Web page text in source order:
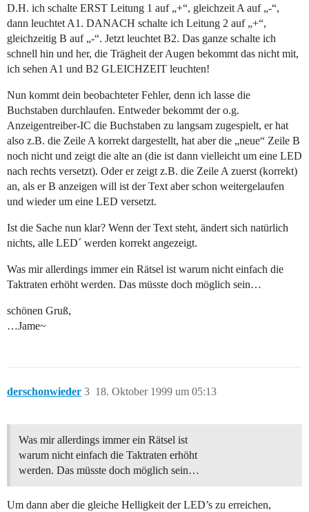
D.H. ich schalte ERST Leitung 1 auf „+“, gleichzeit A auf „-“,
dann leuchtet A1. DANACH schalte ich Leitung 2 auf „+“,
gleichzeitig B auf „-“. Jetzt leuchtet B2. Das ganze schalte ich
schnell hin und her, die Trägheit der Augen bekommt das nicht mit,
ich sehen A1 und B2 GLEICHZEIT leuchten!
Nun kommt dein beobachteter Fehler, denn ich lasse die
Buchstaben durchlaufen. Entweder bekommt der o.g.
Anzeigentreiber-IC die Buchstaben zu langsam zugespielt, er hat
also z.B. die Zeile A korrekt dargestellt, hat aber die „neue“ Zeile B
noch nicht und zeigt die alte an (die ist dann vielleicht um eine LED
nach rechts versetzt). Oder er zeigt z.B. die Zeile A zuerst (korrekt)
an, als er B anzeigen will ist der Text aber schon weitergelaufen
und wieder um eine LED versetzt.
Ist die Sache nun klar? Wenn der Text steht, ändert sich natürlich
nichts, alle LED´ werden korrekt angezeigt.
Was mir allerdings immer ein Rätsel ist warum nicht einfach die
Taktraten erhöht werden. Das müsste doch möglich sein…
schönen Gruß,
…Jame~
derschonwieder 18. Oktober 1999 um 05:13
3
Was mir allerdings immer ein Rätsel ist
warum nicht einfach die Taktraten erhöht
werden. Das müsste doch möglich sein…
Um dann aber die gleiche Helligkeit der LED’s zu erreichen,